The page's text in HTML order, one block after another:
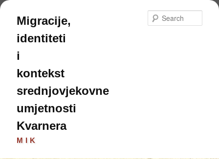
Skip
primary
content
Skip
secondary
content
Migracije,
identiteti
i
kontekst
srednjovjekovne
umjetnosti
Kvarnera
MIK